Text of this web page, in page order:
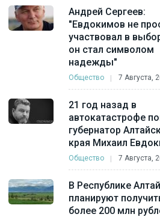
Андрей Сергеев:
"Евдокимов не
участвовал в
он стал символом
надежды"
Общество 7 Августа,
21 год назад в
автокатастрофе
губернатор
края Михаил
Общество 7 Августа,
В Республике Алтай
планируют
более 200 млн